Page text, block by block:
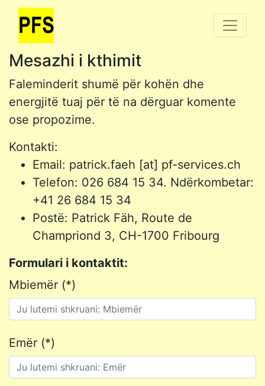
Mesazhi i kthimit
Faleminderit shumë për kohën dhe
energjitë tuaj për të na dërguar komente
ose propozime.
Kontakti:
Email: patrick.faeh [at] pf-services.ch
Telefon: 026 684 15 34. Ndërkombetar:
+41 26 684 15 34
Postë: Patrick Fäh, Route de
Champriond 3, CH-1700 Fribourg
Formulari i kontaktit:
Mbiemër (*)
Emër (*)